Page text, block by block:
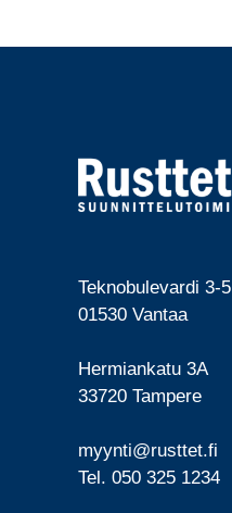
Teknobulevardi 3-5
01530 Vantaa
Hermiankatu 3A
33720 Tampere
myynti@rusttet.fi
Tel. 050 325 1234